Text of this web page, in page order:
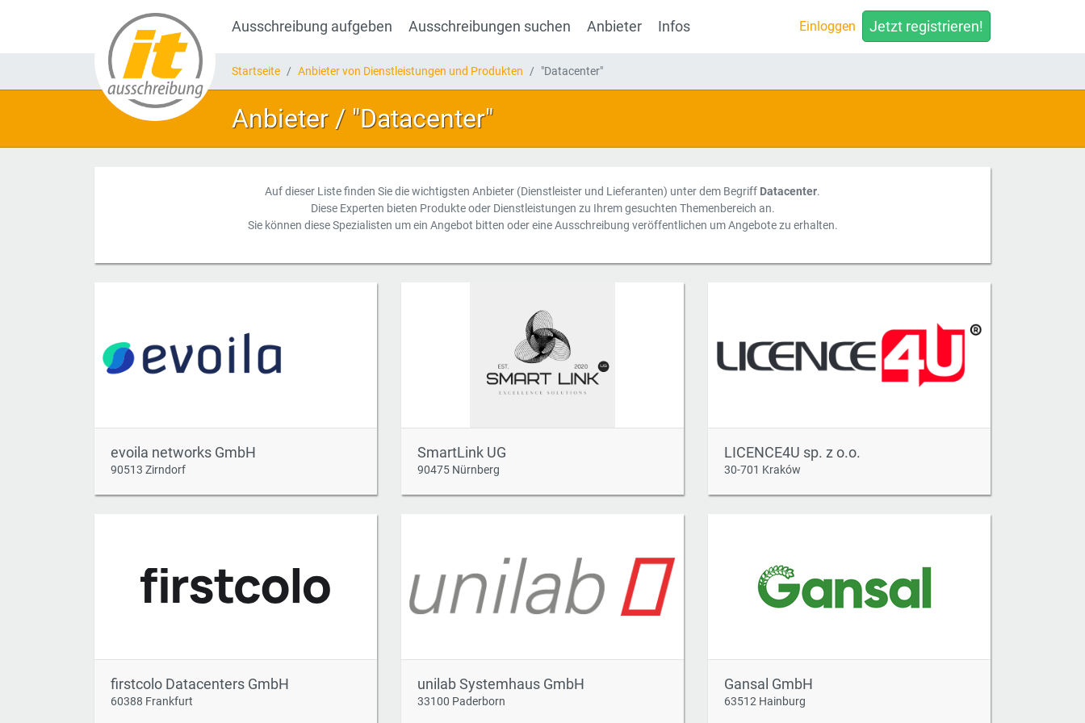
Ausschreibung aufgeben Ausschreibungen suchen Anbieter Infos Einloggen Jetzt registrieren!
Startseite Anbieter von Dienstleistungen und Produkten "Datacenter"
Anbieter / "Datacenter"
Auf dieser Liste finden Sie die wichtigsten Anbieter (Dienstleister und Lieferanten) unter dem Begriff Datacenter.
Diese Experten bieten Produkte oder Dienstleistungen zu Ihrem gesuchten Themenbereich an.
Sie können diese Spezialisten um ein Angebot bitten oder eine Ausschreibung veröffentlichen um Angebote zu erhalten.
evoila networks GmbH
90513 Zirndorf
SmartLink UG
90475 Nürnberg
LICENCE4U sp. z o.o.
30-701 Kraków
firstcolo Datacenters GmbH
60388 Frankfurt
unilab Systemhaus GmbH
33100 Paderborn
Gansal GmbH
63512 Hainburg